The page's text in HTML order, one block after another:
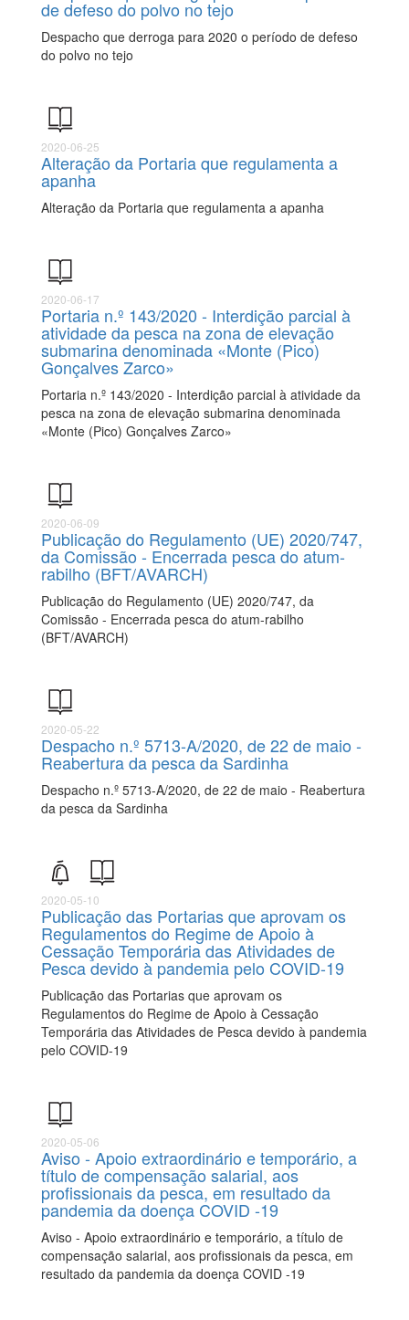
de defeso do polvo no tejo
Despacho que derroga para 2020 o período de defeso
do polvo no tejo
2020-06-25
Alteração da Portaria que regulamenta a
apanha
Alteração da Portaria que regulamenta a apanha
2020-06-17
Portaria n.º 143/2020 - Interdição parcial à
atividade da pesca na zona de elevação
submarina denominada «Monte (Pico)
Gonçalves Zarco»
Portaria n.º 143/2020 - Interdição parcial à atividade da
pesca na zona de elevação submarina denominada
«Monte (Pico) Gonçalves Zarco»
2020-06-09
Publicação do Regulamento (UE) 2020/747,
da Comissão - Encerrada pesca do atum-
rabilho (BFT/AVARCH)
Publicação do Regulamento (UE) 2020/747, da
Comissão - Encerrada pesca do atum-rabilho
(BFT/AVARCH)
2020-05-22
Despacho n.º 5713-A/2020, de 22 de maio -
Reabertura da pesca da Sardinha
Despacho n.º 5713-A/2020, de 22 de maio - Reabertura
da pesca da Sardinha
2020-05-10
Publicação das Portarias que aprovam os
Regulamentos do Regime de Apoio à
Cessação Temporária das Atividades de
Pesca devido à pandemia pelo COVID-19
Publicação das Portarias que aprovam os
Regulamentos do Regime de Apoio à Cessação
Temporária das Atividades de Pesca devido à pandemia
pelo COVID-19
2020-05-06
Aviso - Apoio extraordinário e temporário, a
título de compensação salarial, aos
profissionais da pesca, em resultado da
pandemia da doença COVID -19
Aviso - Apoio extraordinário e temporário, a título de
compensação salarial, aos profissionais da pesca, em
resultado da pandemia da doença COVID -19